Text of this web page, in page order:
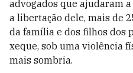
advogados que ajudaram
a libertação dele, mais de
da família e dos filhos dos
xeque, sob uma violência
mais sombria.